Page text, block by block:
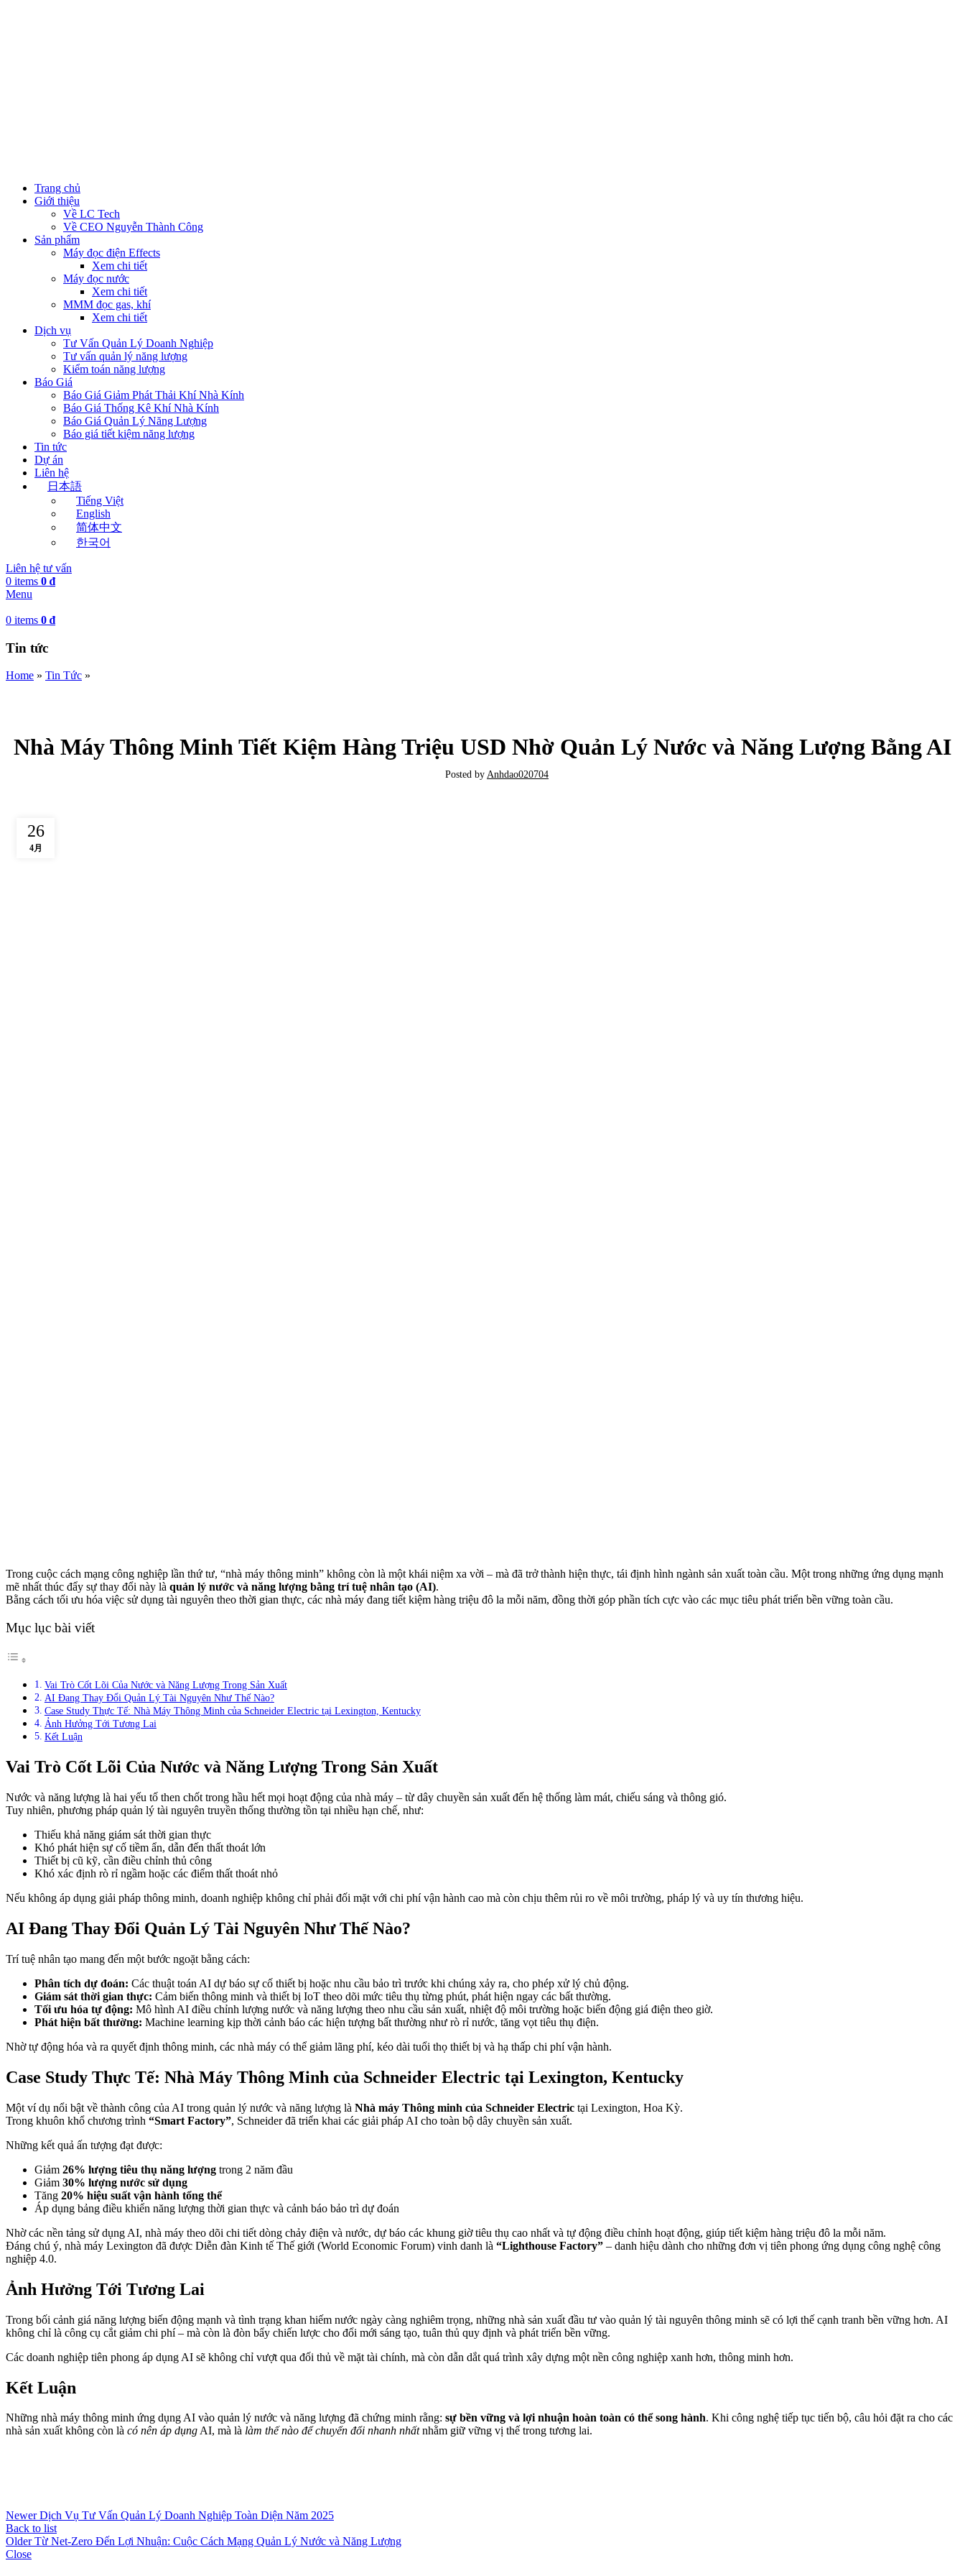
Trang chủ
Giới thiệu
Về LC Tech
Về CEO Nguyễn Thành Công
Sản phẩm
Máy đọc điện Effects
Xem chi tiết
Máy đọc nước
Xem chi tiết
MMM đọc gas, khí
Xem chi tiết
Dịch vụ
Tư Vấn Quản Lý Doanh Nghiệp
Tư vấn quản lý năng lượng
Kiểm toán năng lượng
Báo Giá
Báo Giá Giảm Phát Thải Khí Nhà Kính
Báo Giá Thống Kê Khí Nhà Kính
Báo Giá Quản Lý Năng Lượng
Báo giá tiết kiệm năng lượng
Tin tức
Dự án
Liên hệ
日本語
Tiếng Việt
English
简体中文
한국어
Liên hệ tư vấn
0 items 0 ₫
Menu
0 items 0 ₫
Tin tức
Home » Tin Tức »
Nhà Máy Thông Minh Tiết Kiệm Hàng Triệu USD Nhờ Quản Lý Nước và Năng Lượng Bằng AI
Posted by Anhdao020704
26
4月
Trong cuộc cách mạng công nghiệp lần thứ tư, “nhà máy thông minh” không còn là một khái niệm xa vời – mà đã trở thành hiện thực, tái định hình ngành sản xuất toàn cầu. Một trong những ứng dụng mạnh
mẽ nhất thúc đẩy sự thay đổi này là quản lý nước và năng lượng bằng trí tuệ nhân tạo (AI).
Bằng cách tối ưu hóa việc sử dụng tài nguyên theo thời gian thực, các nhà máy đang tiết kiệm hàng triệu đô la mỗi năm, đồng thời góp phần tích cực vào các mục tiêu phát triển bền vững toàn cầu.
Mục lục bài viết
Vai Trò Cốt Lõi Của Nước và Năng Lượng Trong Sản Xuất
AI Đang Thay Đổi Quản Lý Tài Nguyên Như Thế Nào?
Case Study Thực Tế: Nhà Máy Thông Minh của Schneider Electric tại Lexington, Kentucky
Ảnh Hưởng Tới Tương Lai
Kết Luận
Vai Trò Cốt Lõi Của Nước và Năng Lượng Trong Sản Xuất
Nước và năng lượng là hai yếu tố then chốt trong hầu hết mọi hoạt động của nhà máy – từ dây chuyền sản xuất đến hệ thống làm mát, chiếu sáng và thông gió.
Tuy nhiên, phương pháp quản lý tài nguyên truyền thống thường tồn tại nhiều hạn chế, như:
Thiếu khả năng giám sát thời gian thực
Khó phát hiện sự cố tiềm ẩn, dẫn đến thất thoát lớn
Thiết bị cũ kỹ, cần điều chỉnh thủ công
Khó xác định rò rỉ ngầm hoặc các điểm thất thoát nhỏ
Nếu không áp dụng giải pháp thông minh, doanh nghiệp không chỉ phải đối mặt với chi phí vận hành cao mà còn chịu thêm rủi ro về môi trường, pháp lý và uy tín thương hiệu.
AI Đang Thay Đổi Quản Lý Tài Nguyên Như Thế Nào?
Trí tuệ nhân tạo mang đến một bước ngoặt bằng cách:
Phân tích dự đoán: Các thuật toán AI dự báo sự cố thiết bị hoặc nhu cầu bảo trì trước khi chúng xảy ra, cho phép xử lý chủ động.
Giám sát thời gian thực: Cảm biến thông minh và thiết bị IoT theo dõi mức tiêu thụ từng phút, phát hiện ngay các bất thường.
Tối ưu hóa tự động: Mô hình AI điều chỉnh lượng nước và năng lượng theo nhu cầu sản xuất, nhiệt độ môi trường hoặc biến động giá điện theo giờ.
Phát hiện bất thường: Machine learning kịp thời cảnh báo các hiện tượng bất thường như rò rỉ nước, tăng vọt tiêu thụ điện.
Nhờ tự động hóa và ra quyết định thông minh, các nhà máy có thể giảm lãng phí, kéo dài tuổi thọ thiết bị và hạ thấp chi phí vận hành.
Case Study Thực Tế: Nhà Máy Thông Minh của Schneider Electric tại Lexington, Kentucky
Một ví dụ nổi bật về thành công của AI trong quản lý nước và năng lượng là Nhà máy Thông minh của Schneider Electric tại Lexington, Hoa Kỳ.
Trong khuôn khổ chương trình “Smart Factory”, Schneider đã triển khai các giải pháp AI cho toàn bộ dây chuyền sản xuất.
Những kết quả ấn tượng đạt được:
Giảm 26% lượng tiêu thụ năng lượng trong 2 năm đầu
Giảm 30% lượng nước sử dụng
Tăng 20% hiệu suất vận hành tổng thể
Áp dụng bảng điều khiển năng lượng thời gian thực và cảnh báo bảo trì dự đoán
Nhờ các nền tảng sử dụng AI, nhà máy theo dõi chi tiết dòng chảy điện và nước, dự báo các khung giờ tiêu thụ cao nhất và tự động điều chỉnh hoạt động, giúp tiết kiệm hàng triệu đô la mỗi năm.
Đáng chú ý, nhà máy Lexington đã được Diễn đàn Kinh tế Thế giới (World Economic Forum) vinh danh là “Lighthouse Factory” – danh hiệu dành cho những đơn vị tiên phong ứng dụng công nghệ công
nghiệp 4.0.
Ảnh Hưởng Tới Tương Lai
Trong bối cảnh giá năng lượng biến động mạnh và tình trạng khan hiếm nước ngày càng nghiêm trọng, những nhà sản xuất đầu tư vào quản lý tài nguyên thông minh sẽ có lợi thế cạnh tranh bền vững hơn. AI
không chỉ là công cụ cắt giảm chi phí – mà còn là đòn bẩy chiến lược cho đổi mới sáng tạo, tuân thủ quy định và phát triển bền vững.
Các doanh nghiệp tiên phong áp dụng AI sẽ không chỉ vượt qua đối thủ về mặt tài chính, mà còn dẫn dắt quá trình xây dựng một nền công nghiệp xanh hơn, thông minh hơn.
Kết Luận
Những nhà máy thông minh ứng dụng AI vào quản lý nước và năng lượng đã chứng minh rằng: sự bền vững và lợi nhuận hoàn toàn có thể song hành. Khi công nghệ tiếp tục tiến bộ, câu hỏi đặt ra cho các
nhà sản xuất không còn là có nên áp dụngAI, mà là làm thế nào để chuyển đổi nhanh nhấtnhằm giữ vững vị thế trong tương lai.
Newer Dịch Vụ Tư Vấn Quản Lý Doanh Nghiệp Toàn Diện Năm 2025
Back to list
Older Từ Net-Zero Đến Lợi Nhuận: Cuộc Cách Mạng Quản Lý Nước và Năng Lượng
Close